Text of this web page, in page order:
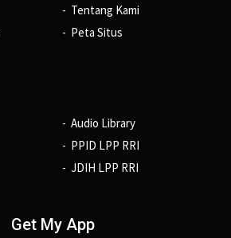
Tentang Kami
Peta Situs
Audio Library
PPID LPP RRI
JDIH LPP RRI
Get My App